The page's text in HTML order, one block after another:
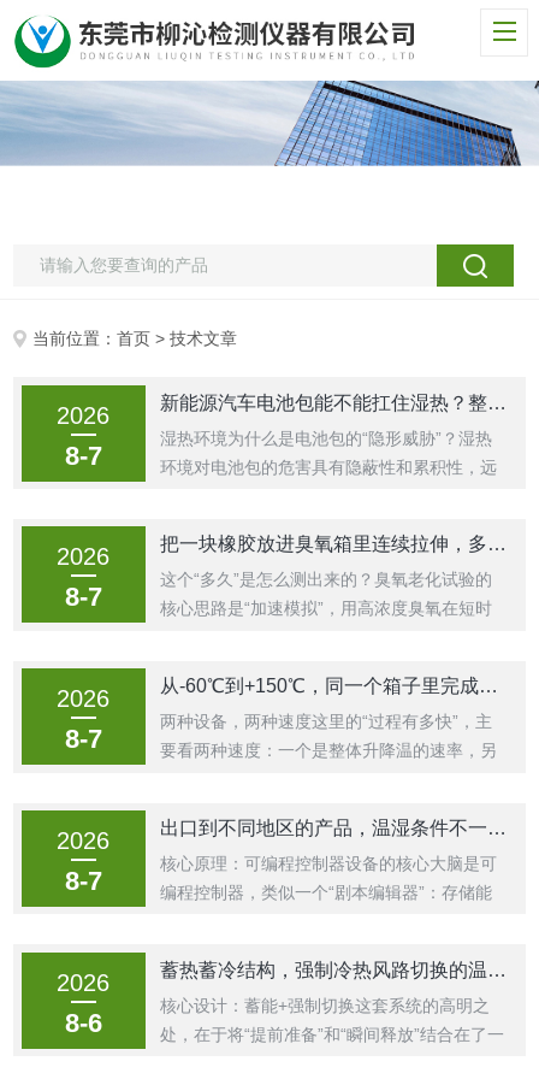
当前位置：首页 > 技术文章
2026
8-7
新能源汽车电池包能不能扛住湿热？整包推进去测了才知道
湿热环境为什么是电池包的“隐形威胁”？湿热
环境对电池包的危害具有隐蔽性和累积性，远
热胀冷缩，像呼吸一样将外部潮湿空气吸入。
水汽在内部遇冷凝结成露水，可能导致高...
2026
8-7
把一块橡胶放进臭氧箱里连续拉伸，多久会出现裂纹？
这个“多久”是怎么测出来的？臭氧老化试验的
核心思路是“加速模拟”，用高浓度臭氧在短时
试，关键点如下：模拟真实受力状态：与静态
拉伸不同，动态拉伸是指橡胶在臭氧环境...
2026
8-7
从-60℃到+150℃，同一个箱子里完成，过程有多快？
两种设备，两种速度这里的“过程有多快”，主
要看两种速度：一个是整体升降温的速率，另
箱。这类设备的温变速率通常在5℃/min到
25℃/min之间可选。按照这个速率...
2026
8-7
出口到不同地区的产品，温湿条件不一样？换套程序就行
核心原理：可编程控制器设备的核心大脑是可
编程控制器，类似一个“剧本编辑器”：存储能
储几十组甚至上百组程序，每组程序又可包含
几十个步段。一键调用：当需要模拟某地区...
2026
8-6
蓄热蓄冷结构，强制冷热风路切换的温度冲击测试设备
核心设计：蓄能+强制切换这套系统的高明之
处，在于将“提前准备”和“瞬间释放”结合在了一